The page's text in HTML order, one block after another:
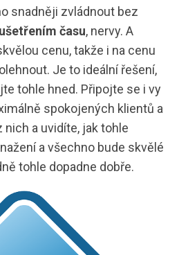
snadněji zvládnout bez
času, nervy. A
cenu, takže i na cenu
Je to ideální řešení,
tohle hned. Připojte se i vy
spokojených klientů a
a uvidíte, jak tohle
a všechno bude skvělé
tohle dopadne dobře.